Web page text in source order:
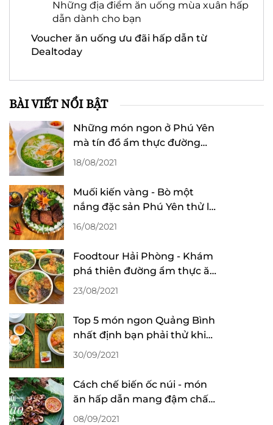
Những địa điểm ăn uống mùa xuân hấp
dẫn dành cho bạn
Voucher ăn uống ưu đãi hấp dẫn từ
Dealtoday
BÀI VIẾT NỔI BẬT
Những món ngon ở Phú Yên
mà tín đồ ẩm thực đường
phố nhất định phải thử
18/08/2021
Muối kiến vàng - Bò một
nắng đặc sản Phú Yên thử là
mê
16/08/2021
Foodtour Hải Phòng - Khám
phá thiên đường ẩm thực ăn
hoài không chán
23/08/2021
Top 5 món ngon Quảng Bình
nhất định bạn phải thử khi
đến du lịch
30/09/2021
Cách chế biến ốc núi - món
ăn hấp dẫn mang đậm chất
Ninh Bình
08/09/2021